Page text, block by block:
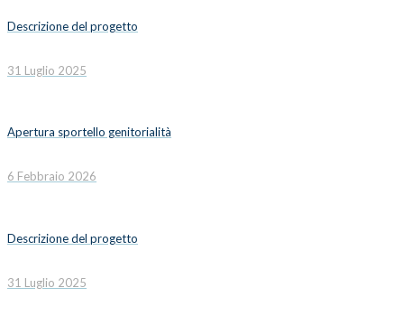
Descrizione del progetto
31 Luglio 2025
Apertura sportello genitorialità
6 Febbraio 2026
Descrizione del progetto
31 Luglio 2025